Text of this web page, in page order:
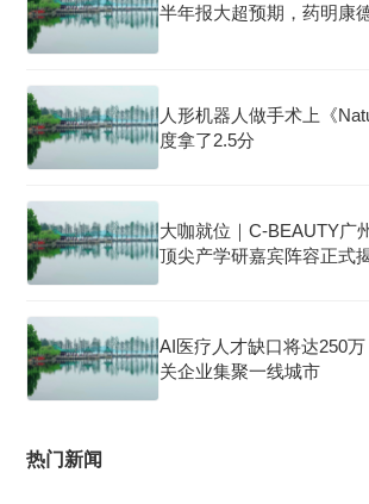
半年报大超预期，药明康
人形机器人做手术上《
度拿了2.5分
大咖就位｜C-BEAUTY广
顶尖产学研嘉宾阵容正式
AI医疗人才缺口将达250
关企业集聚一线城市
热门新闻